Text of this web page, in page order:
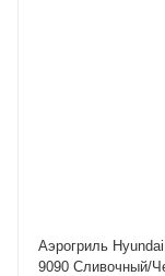
Аэрогриль
9090 Сливочный/